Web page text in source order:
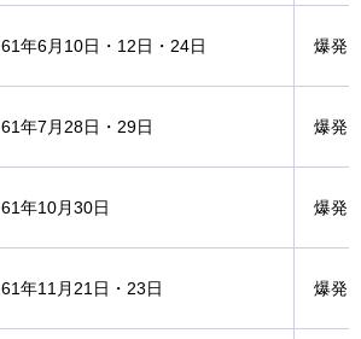
61年6月10日・12日・24日 爆発
61年7月28日・29日 爆発
61年10月30日 爆発
61年11月21日・23日 爆発